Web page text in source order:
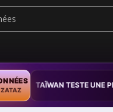
2026 DATA SECURITY BREACH
ZATAZ Média
TESTE UNE